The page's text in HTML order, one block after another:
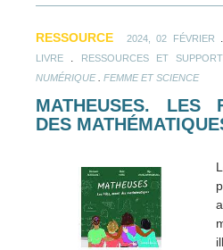
RESSOURCE 2024, 02 FÉVRIER
LIVRE RESSOURCES ET
NUMÉRIQUE. FEMME ET SCIENCE
MATHEUSES. LES
DES